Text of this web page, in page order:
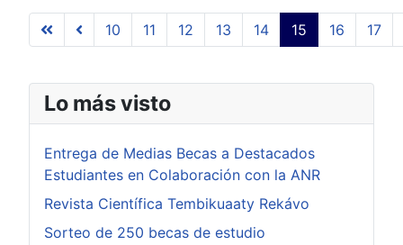
10 11 12 13 14 15 16 17
Lo más visto
Entrega de Medias Becas a Destacados
Estudiantes en Colaboración con la ANR
Revista Científica Tembikuaaty Rekávo
Sorteo de 250 becas de estudio